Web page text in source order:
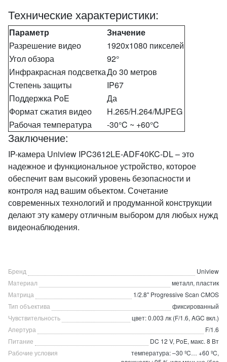
Технические характеристики:
Параметр
Значение
Разрешение видео
1920x1080 пикселей
Угол обзора
92°
Инфракрасная подсветкаДо 30 метров
Степень защиты
IP67
Поддержка PoE
Да
Формат сжатия видео
H.265/H.264/MJPEG
Рабочая температура
-30°C ~ +60°C
Заключение:
IP-камера Uniview IPC3612LE-ADF40KC-DL – это
надежное и функциональное устройство, которое
обеспечит вам высокий уровень безопасности и
контроля над вашим объектом. Сочетание
современных технологий и продуманной конструкции
делают эту камеру отличным выбором для любых нужд
видеонаблюдения.
Бренд
Uniview
Материал
металл, пластик
Матрица
1/2.8" Progressive Scan CMOS
Тип объектива
фиксированный
Чувствительность
цвет: 0.003 лк (F/1.6, AGC вкл.)
Апертура
F/1.6
Питание
DC 12 V, PoE, макс. 8 Вт
Рабочие условия
температура: –30 ºC… +60 ºC,